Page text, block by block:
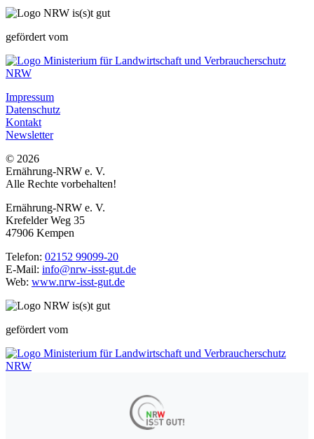
gefördert vom
Impressum
Datenschutz
Kontakt
Newsletter
© 2026
Ernährung-NRW e. V.
Alle Rechte vorbehalten!
Ernährung-NRW e. V.
Krefelder Weg 35
47906 Kempen
Telefon: 02152 99099-20
E-Mail: info@nrw-isst-gut.de
Web: www.nrw-isst-gut.de
gefördert vom